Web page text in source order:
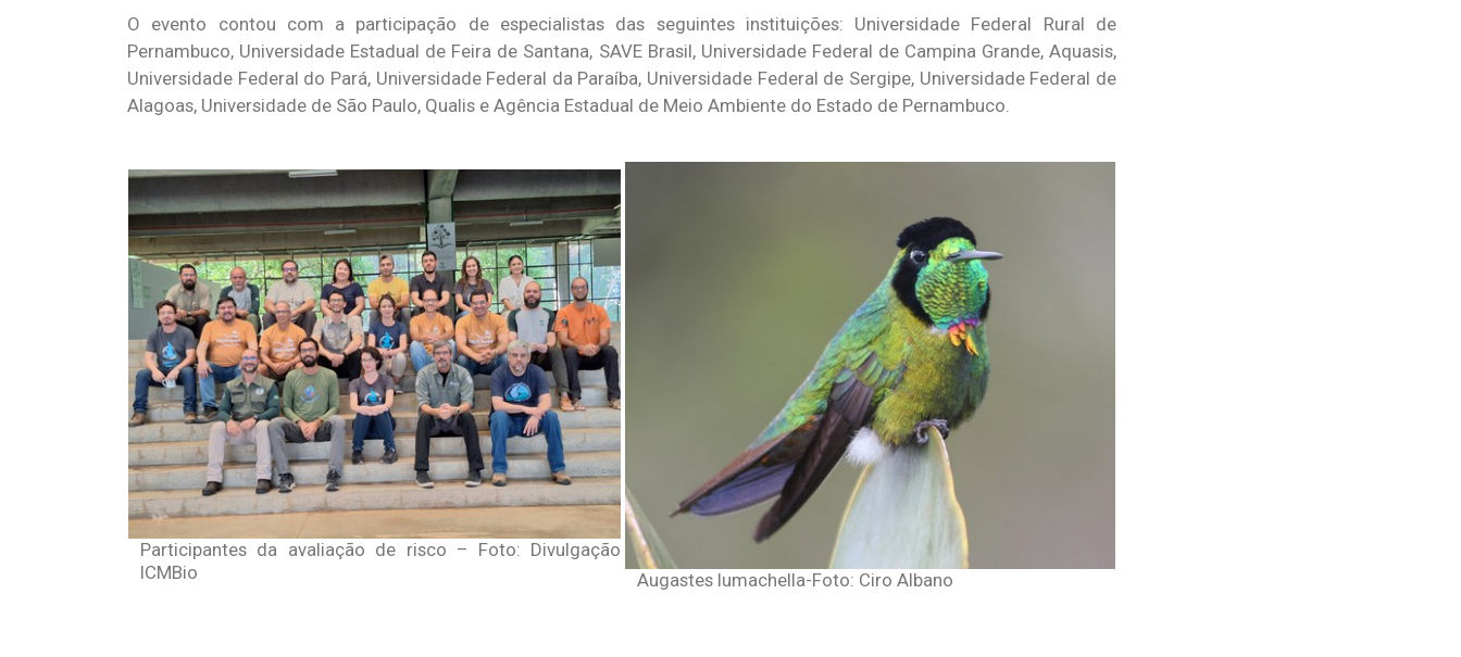
O evento contou com a participação de especialistas das seguintes instituições: Universidade Federal Rural de
Pernambuco, Universidade Estadual de Feira de Santana, SAVE Brasil, Universidade Federal de Campina Grande, Aquasis,
Universidade Federal do Pará, Universidade Federal da Paraíba, Universidade Federal de Sergipe, Universidade Federal de
Alagoas, Universidade de São Paulo, Qualis e Agência Estadual de Meio Ambiente do Estado de Pernambuco.
Participantes da avaliação de risco – Foto: Divulgação
ICMBio
Augastes lumachella-Foto: Ciro Albano